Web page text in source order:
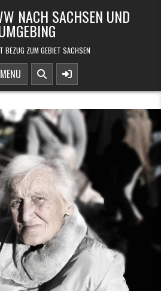
NACH SACHSEN UND
BEZUG ZUM GEBIET SACHSEN
MENU